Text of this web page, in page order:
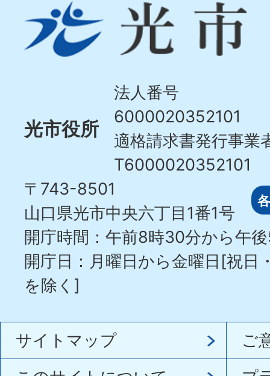
市
Hikari
光市役所
法人番号
6000020352101
適格請求書発行事業
T6000020352101
〒743-8501
山口県光市中央六丁目1番1号
開庁時間：午前8時30分から午
開庁日：月曜日から金曜日[祝日
を除く]
サイトマップ
ご